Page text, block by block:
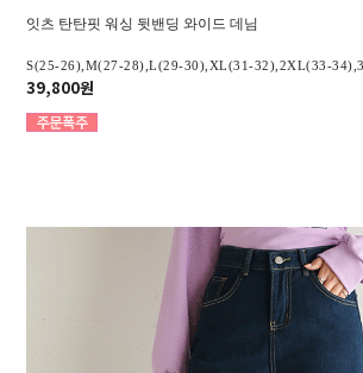
잇츠 탄탄핏 워싱 뒷밴딩 와이드 데님
S(25-26),M(27-28),L(29-30),XL(31-32),2XL(33-
39,800원